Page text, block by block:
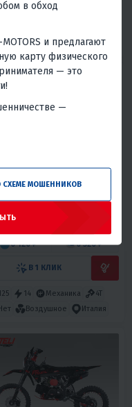
В 1 КЛИК
Воздушное Италия
900 ₽
6 120 ₽ 6 320 ₽
В 1 КЛИК
14 Механика
4T
Нет
Воздушное Италия
в обход
и предлагают
карту физического
— это
—
СХЕМЕ МОШЕННИКОВ